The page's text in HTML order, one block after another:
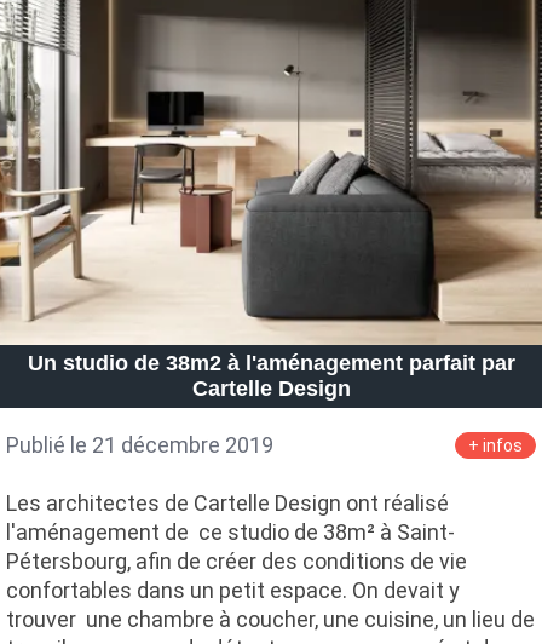
Un studio de 38m2 à l'aménagement parfait par
Cartelle Design
Publié le 21 décembre 2019 + infos
Les architectes de Cartelle Design ont réalisé
l'aménagement de ce studio de 38m² à Saint-
Pétersbourg, afin de créer des conditions de vie
confortables dans un petit espace. On devait y
trouver une chambre à coucher, une cuisine, un lieu de